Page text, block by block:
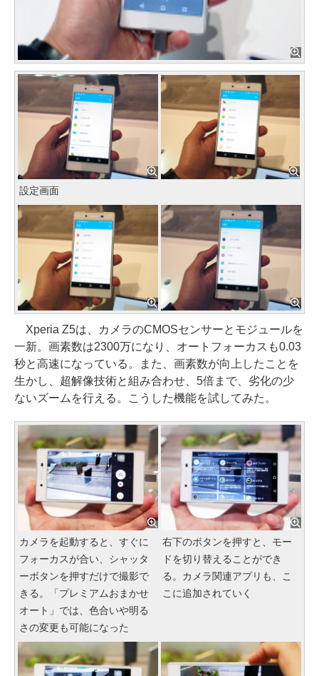
設定画面
Xperia Z5は、カメラのCMOSセンサーとモジュールを
一新。画素数は2300万になり、オートフォーカスも0.03
秒と高速になっている。また、画素数が向上したことを
生かし、超解像技術と組み合わせ、5倍まで、劣化の少
ないズームを行える。こうした機能を試してみた。
カメラを起動すると、すぐに
フォーカスが合い、シャッタ
ーボタンを押すだけで撮影で
きる。「プレミアムおまかせ
オート」では、色合いや明る
さの変更も可能になった
右下のボタンを押すと、モー
ドを切り替えることができ
る。カメラ関連アプリも、こ
こに追加されていく